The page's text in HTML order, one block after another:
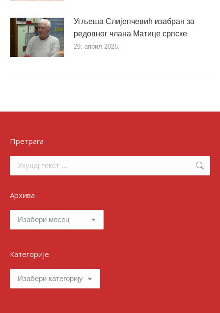
Угљеша Слијепчевић изабран за
редовног члана Матице српске
29. април 2026.
Претрага
Архива
Категорије